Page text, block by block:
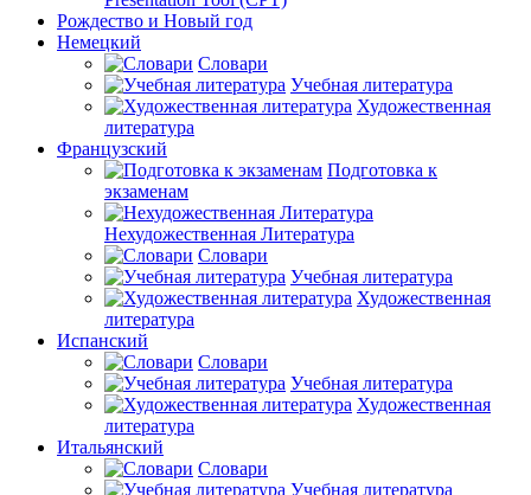
Рождество и Новый год
Немецкий
Словари
Учебная литература
Художественная
литература
Французский
Подготовка к
экзаменам
Нехудожественная Литература
Словари
Учебная литература
Художественная
литература
Испанский
Словари
Учебная литература
Художественная
литература
Итальянский
Словари
Учебная литература